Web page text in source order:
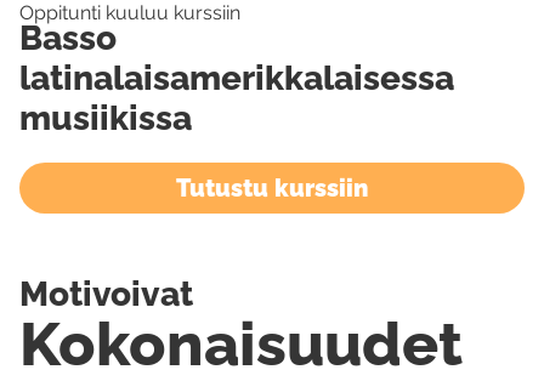
Oppitunti kuuluu kurssiin
Basso
latinalaisamerikkalaisessa
musiikissa
Tutustu kurssiin
Kokonaisuudet
Motivoivat